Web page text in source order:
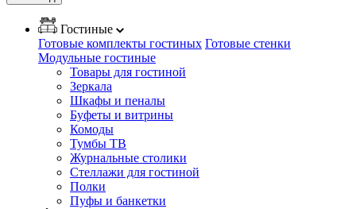
Гостиные
Готовые комплекты гостиных Готовые стенки
Модульные гостиные
Товары для гостиной
Зеркала
Шкафы и пеналы
Буфеты и витрины
Комоды
Тумбы ТВ
Журнальные столики
Стеллажи для гостиной
Полки
Пуфы и банкетки